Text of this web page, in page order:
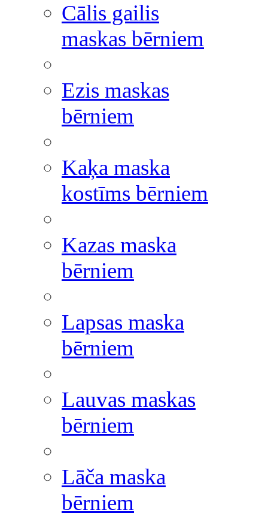
Cālis gailis
maskas bērniem
Ezis maskas
bērniem
Kaķa maska
kostīms bērniem
Kazas maska
bērniem
Lapsas maska
bērniem
Lauvas maskas
bērniem
Lāča maska
bērniem